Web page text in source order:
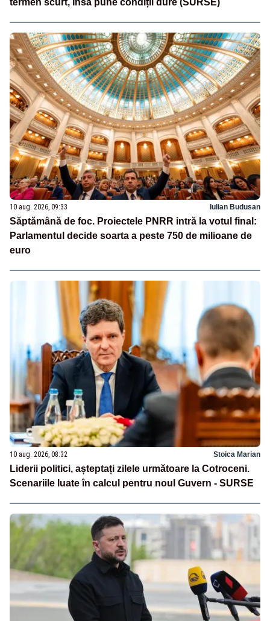
10 aug. 2026, 09:33 Iulian Budusan
Săptămână de foc. Proiectele PNRR intră la votul final:
Parlamentul decide soarta a peste 750 de milioane de
euro
10 aug. 2026, 08:32 Stoica Marian
Liderii politici, așteptați zilele următoare la Cotroceni.
Scenariile luate în calcul pentru noul Guvern - SURSE